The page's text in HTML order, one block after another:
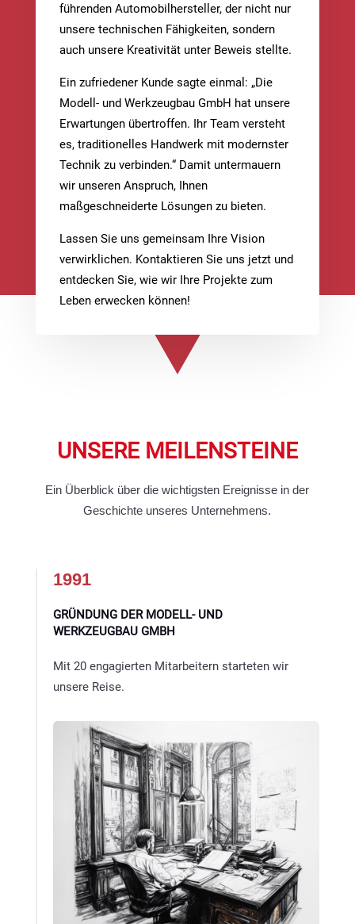
führenden Automobilhersteller, der nicht nur
unsere technischen Fähigkeiten, sondern
auch unsere Kreativität unter Beweis stellte.
Ein zufriedener Kunde sagte einmal: „Die
Modell- und Werkzeugbau GmbH hat unsere
Erwartungen übertroffen. Ihr Team versteht
es, traditionelles Handwerk mit modernster
Technik zu verbinden.“ Damit untermauern
wir unseren Anspruch, Ihnen
maßgeschneiderte Lösungen zu bieten.
Lassen Sie uns gemeinsam Ihre Vision
verwirklichen. Kontaktieren Sie uns jetzt und
entdecken Sie, wie wir Ihre Projekte zum
Leben erwecken können!
UNSERE MEILENSTEINE
Ein Überblick über die wichtigsten Ereignisse in der
Geschichte unseres Unternehmens.
1991
GRÜNDUNG DER MODELL- UND
WERKZEUGBAU GMBH
Mit 20 engagierten Mitarbeitern starteten wir
unsere Reise.